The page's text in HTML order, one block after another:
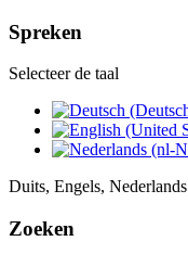
Spreken
Selecteer de taal
Duits, Engels, Nederlands
Zoeken